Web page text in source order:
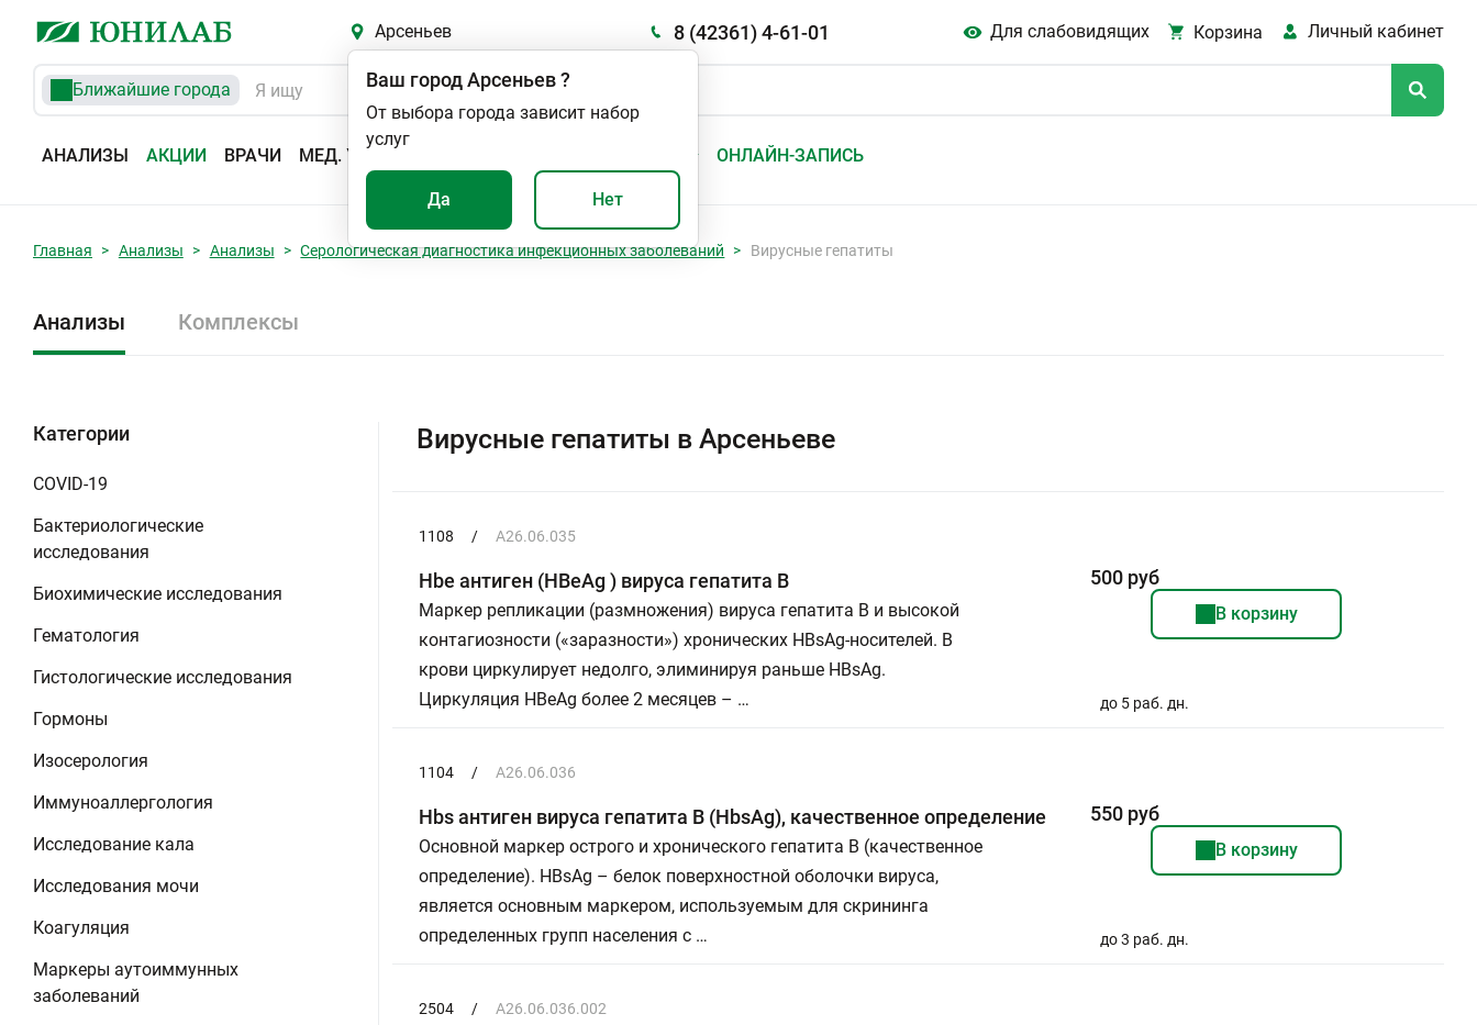
Арсеньев 8 (42361) 4-61-01 Для слабовидящих Корзина Личный кабинет
Ближайшие города
АНАЛИЗЫ АКЦИИ ВРАЧИ МЕД. УСЛУГИ ОНЛАЙН-ЗАПИСЬ
Ваш городАрсеньев?
От выбора города зависит набор
услуг
Да Нет
Главная Анализы Анализы Серологическая диагностика инфекционных заболеваний Вирусные гепатиты
Анализы Комплексы
Категории
COVID-19
Бактериологические
исследования
Биохимические исследования
Гематология
Гистологические исследования
Гормоны
Изосерология
Иммуноаллергология
Исследование кала
Исследования мочи
Коагуляция
Маркеры аутоиммунных
заболеваний
Вирусные гепатиты в Арсеньеве
1108 / A26.06.035
Hbe антиген (HBeAg ) вируса гепатита В
Маркер репликации (размножения) вируса гепатита В и высокой
контагиозности («заразности») хронических НВsAg-носителей. В
крови циркулирует недолго, элиминируя раньше HBsAg.
Циркуляция HBeAg более 2 месяцев – …
500 руб
В корзину
до 5 раб. дн.
1104 / A26.06.036
Hbs антиген вируса гепатита В (HbsAg), качественное определение
Основной маркер острого и хронического гепатита В (качественное
определение). HBsAg – белок поверхностной оболочки вируса,
является основным маркером, используемым для скрининга
определенных групп населения с …
550 руб
В корзину
до 3 раб. дн.
2504 / A26.06.036.002